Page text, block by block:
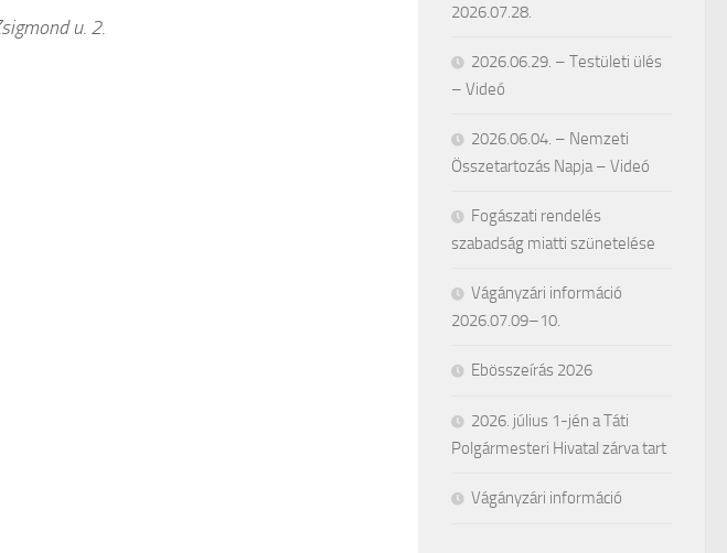
u. 2.
2026.07.28.
2026.06.29. – Testületi ülés
– Videó
2026.06.04. – Nemzeti
Összetartozás Napja – Videó
Fogászati rendelés
szabadság miatti szünetelése
Vágányzári információ
2026.07.09–10.
Ebösszeírás 2026
2026. július 1-jén a Táti
Polgármesteri Hivatal zárva tart
Vágányzári információ